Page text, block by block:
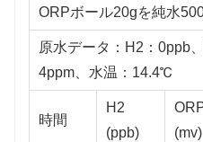
ORPボール20gを純水
原水データ：H2：0ppb
4ppm、水温：14.4℃
時間
H2
(ppb)
(mv)